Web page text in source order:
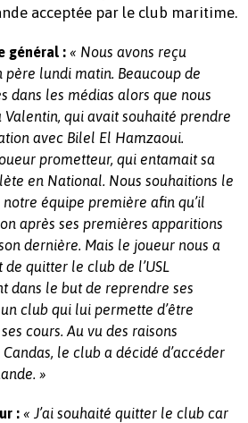
acceptée par le club maritime.
général : « Nous avons reçu
père lundi matin. Beaucoup de
dans les médias alors que nous
Valentin, qui avait souhaité prendre
avec Bilel El Hamzaoui.
prometteur, qui entamait sa
en National. Nous souhaitions le
équipe première afin qu’il
après ses premières apparitions
dernière. Mais le joueur nous a
quitter le club de l’USL
dans le but de reprendre ses
club qui lui permette d’être
cours. Au vu des raisons
le club a décidé d’accéder
»
: « J’ai souhaité quitter le club car